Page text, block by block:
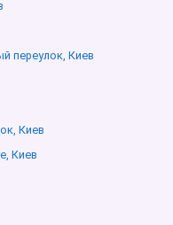
переулок, Киев
Киев
Киев